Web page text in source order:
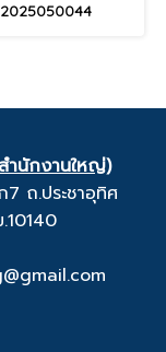
ำนักงานใหญ่)
ถ.ประชาอุทิศ